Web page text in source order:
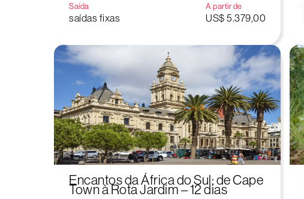
Saída
saídas fixas
A partir de
US$ 5.379,00
Encantos da África do Sul: de Cape
Town à Rota Jardim – 12 dias